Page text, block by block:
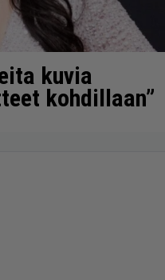
kuvia
kohdillaan”